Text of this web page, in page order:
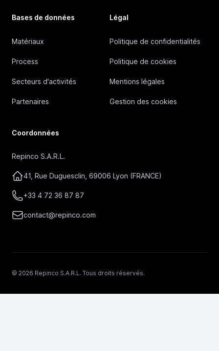
Bases de données
Matériaux
Process
Secteurs d'activités
Partenaires
Légal
Politique de confidentialités
Politique de cookies
Mentions légales
Gestion des cookies
Coordonnées
Repinco S.A.R.L.
41, Rue Duguesclin, 69006 Lyon (FRANCE)
+33 4 72 36 87 87
contact@repinco.com
© 2026 Repinco S.A.R.L. Tous droits réservés.